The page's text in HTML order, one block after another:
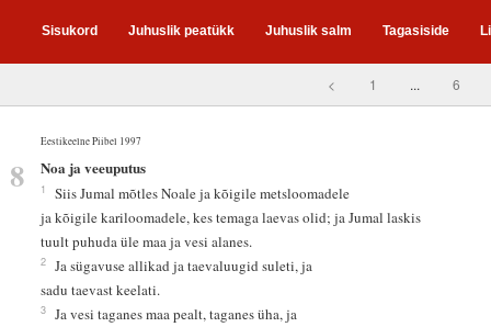
Sisukord Juhuslik peatükk Juhuslik salm Tagasiside
< 1 ... 6
Eestikeelne Piibel 1997
8 Noa ja veeuputus
1
Siis Jumal mõtles Noale ja kõigile metsloomadele
ja kõigile kariloomadele, kes temaga laevas olid; ja Jumal laskis
tuult puhuda üle maa ja vesi alanes.
2
Ja sügavuse allikad ja taevaluugid suleti, ja
sadu taevast keelati.
3
Ja vesi taganes maa pealt, taganes üha, ja